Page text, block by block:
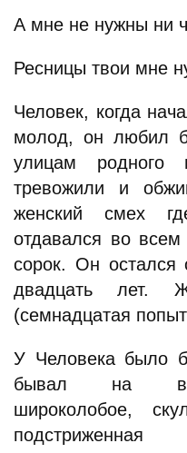
А мне не нужны ни
Ресницы твои мне
Человек, когда
молод, он любил
улицам родного
тревожили и
женский смех
отдавался во
сорок. Он остался
двадцать лет.
(семнадцатая
У Человека было
бывал на
широколобое,